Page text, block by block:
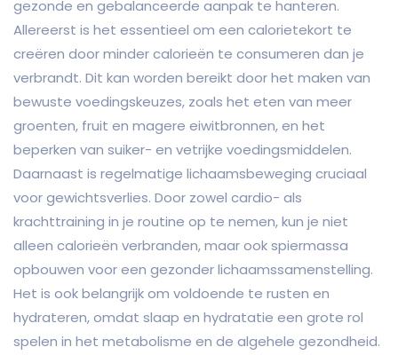
gezonde en gebalanceerde aanpak te hanteren.
Allereerst is het essentieel om een calorietekort te
creëren door minder calorieën te consumeren dan je
verbrandt. Dit kan worden bereikt door het maken van
bewuste voedingskeuzes, zoals het eten van meer
groenten, fruit en magere eiwitbronnen, en het
beperken van suiker- en vetrijke voedingsmiddelen.
Daarnaast is regelmatige lichaamsbeweging cruciaal
voor gewichtsverlies. Door zowel cardio- als
krachttraining in je routine op te nemen, kun je niet
alleen calorieën verbranden, maar ook spiermassa
opbouwen voor een gezonder lichaamssamenstelling.
Het is ook belangrijk om voldoende te rusten en
hydrateren, omdat slaap en hydratatie een grote rol
spelen in het metabolisme en de algehele gezondheid.